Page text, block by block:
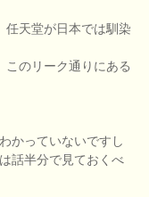
任天堂が日本では馴染
このリーク通りにある
かっていないですし
話半分で見ておくべ